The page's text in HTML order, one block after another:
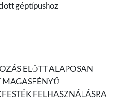
géptípushoz
ELŐTT ALAPOSAN
MAGASFÉNYŰ
FELHASZNÁLÁSRA